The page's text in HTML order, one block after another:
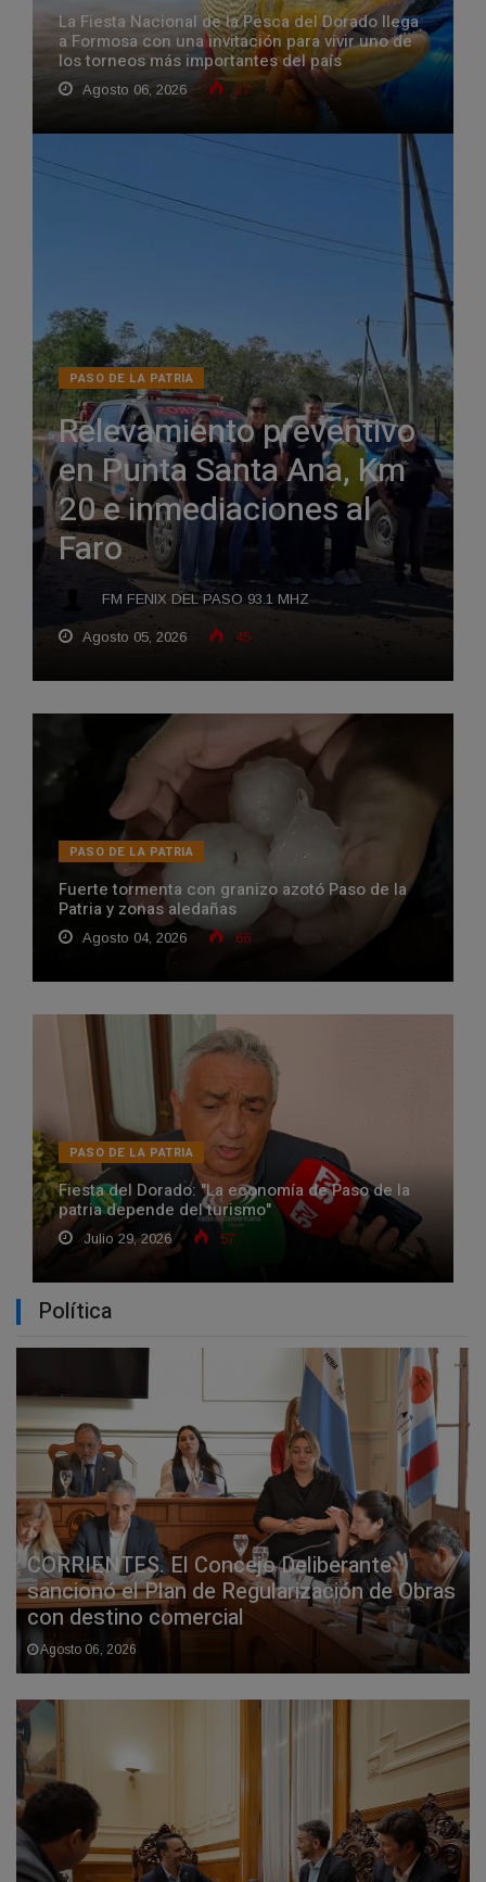
La Fiesta Nacional de la Pesca del Dorado llega
a Formosa con una invitación para vivir uno de
los torneos más importantes del país
Agosto 06, 2026 27
PASO DE LA PATRIA
Relevamiento preventivo
en Punta Santa Ana, Km
20 e inmediaciones al
Faro
FM FENIX DEL PASO 93.1 MHZ
Agosto 05, 2026 45
PASO DE LA PATRIA
Fuerte tormenta con granizo azotó Paso de la
Patria y zonas aledañas
Agosto 04, 2026 66
PASO DE LA PATRIA
Fiesta del Dorado: "La economía de Paso de la
patria depende del turismo"
Julio 29, 2026 57
Política
CORRIENTES. El Concejo Deliberante
sancionó el Plan de Regularización de Obras
con destino comercial
Agosto 06, 2026